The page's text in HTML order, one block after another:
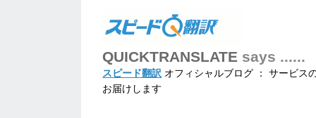
QUICKTRANSLATE says ......
スピード翻訳 オフィシャルブログ ： サービス
お届けします